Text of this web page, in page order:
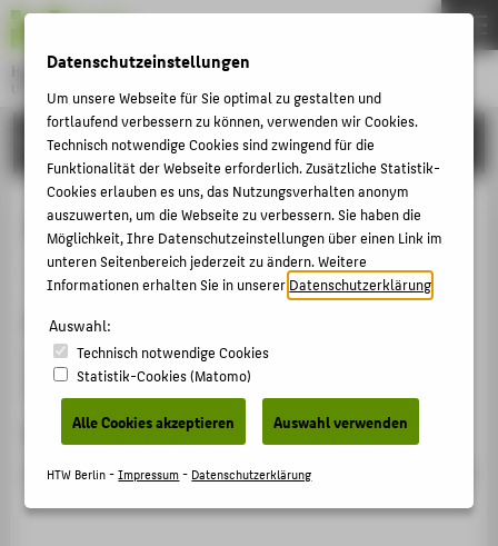
Hochschule für Technik und Wirtschaft Berlin
University of Applied Sciences
Menu
FORSCHUNG
Jurymitglied
Veranstaltungsbeitrag › Jurytätigkeit › 2020
Veranstaltung
Wissenschaftspreis für die Geschichte Berlins
Berlin, 01.01.2020 - 31.12.2020
Homepage
https://www.diegeschichteberlins.de/verein/
THEMEN
HOCHSCHULE
CAMPUS
STUDIUM
LEHRE
KARRIERE
INTERNATIONAL
INFORMATIONEN FÜR
STUDIENINTERESSIERTE
Datenschutzeinstellungen
Um unsere Webseite für Sie optimal zu gestalten und
fortlaufend verbessern zu können, verwenden wir Cookies.
Technisch notwendige Cookies sind zwingend für die
Funktionalität der Webseite erforderlich. Zusätzliche Statistik-
Cookies erlauben es uns, das Nutzungsverhalten anonym
auszuwerten, um die Webseite zu verbessern. Sie haben die
Möglichkeit, Ihre Datenschutzeinstellungen über einen Link im
unteren Seitenbereich jederzeit zu ändern. Weitere
Informationen erhalten Sie in unsererDatenschutzerklärung
Auswahl:
Technisch notwendige Cookies
Statistik-Cookies (Matomo)
Alle Cookies akzeptieren Auswahl verwenden
HTW Berlin -Impressum- Datenschutzerklärung